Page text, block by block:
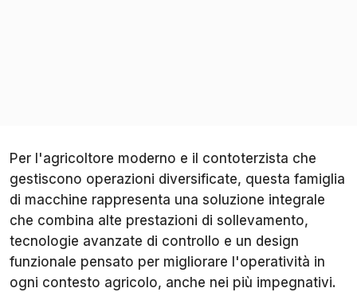
Per l'agricoltore moderno e il contoterzista che
gestiscono operazioni diversificate, questa famiglia
di macchine rappresenta una soluzione integrale
che combina alte prestazioni di sollevamento,
tecnologie avanzate di controllo e un design
funzionale pensato per migliorare l'operatività in
ogni contesto agricolo, anche nei più impegnativi.